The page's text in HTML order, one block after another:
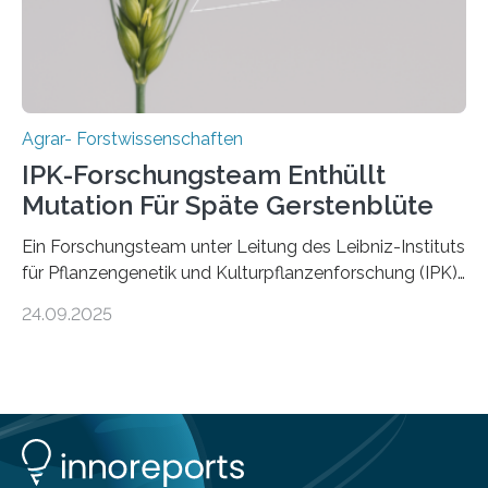
Forschungsgruppe hat die Evolution und…
Agrar- Forstwissenschaften
IPK-Forschungsteam Enthüllt
Mutation Für Späte Gerstenblüte
Ein Forschungsteam unter Leitung des Leibniz-Instituts
für Pflanzengenetik und Kulturpflanzenforschung (IPK)
entdeckt, das Gerste in Regionen mit langen
Sammlungen von Wild- und domestizierter Gerste
analysierten, konnten auch zeigen, dass die Mutation
erst nach der Domestizierung in der südlichen Levante
24.09.2025